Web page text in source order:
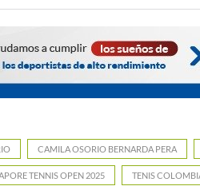
CAMILA OSORIO BERNARDA PERA
TENNIS OPEN 2025 TENIS